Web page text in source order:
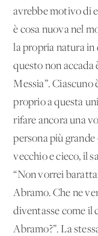
avrebbe motivo di
è cosa nuova nel
la propria natura in
questo non accada
Messia”. Ciascuno
proprio a questa
rifare ancora una
persona più grande
vecchio e cieco, il
“Non vorrei
Abramo. Che ne
diventasse come il
Abramo?”. La